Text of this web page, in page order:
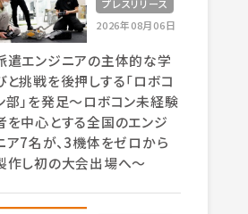
プレスリリース
2026年08月06日
遣エンジニアの主体的な学
と挑戦を後押しする「ロボコ
部」を発足～ロボコン未経験
を中心とする全国のエンジ
ア7名が、3機体をゼロから
作し初の大会出場へ～